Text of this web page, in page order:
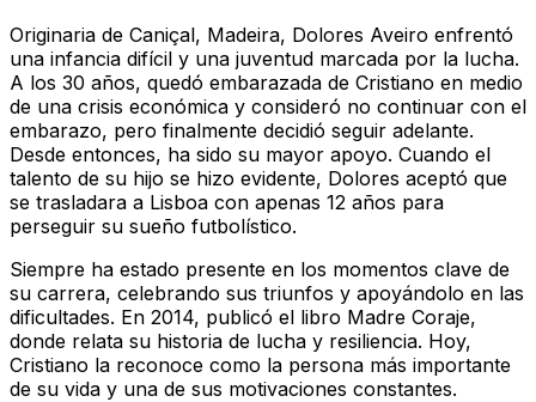
Originaria de Caniçal, Madeira, Dolores Aveiro enfrentó
una infancia difícil y una juventud marcada por la lucha.
A los 30 años, quedó embarazada de Cristiano en medio
de una crisis económica y consideró no continuar con el
embarazo, pero finalmente decidió seguir adelante.
Desde entonces, ha sido su mayor apoyo. Cuando el
talento de su hijo se hizo evidente, Dolores aceptó que
se trasladara a Lisboa con apenas 12 años para
perseguir su sueño futbolístico.
Siempre ha estado presente en los momentos clave de
su carrera, celebrando sus triunfos y apoyándolo en las
dificultades. En 2014, publicó el libro Madre Coraje,
donde relata su historia de lucha y resiliencia. Hoy,
Cristiano la reconoce como la persona más importante
de su vida y una de sus motivaciones constantes.